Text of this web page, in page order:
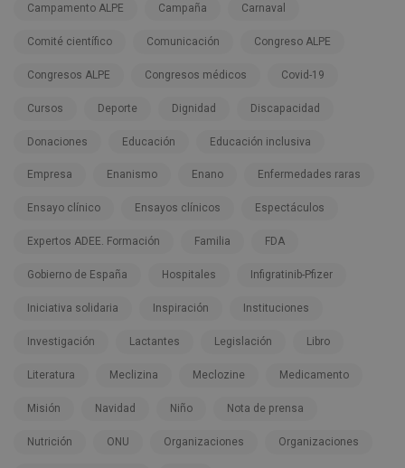
Campamento ALPE Campaña Carnaval
Comité científico Comunicación Congreso ALPE
Congresos ALPE Congresos médicos Covid-19
Cursos Deporte Dignidad Discapacidad
Donaciones Educación Educación inclusiva
Empresa Enanismo Enano Enfermedades raras
Ensayo clínico Ensayos clínicos Espectáculos
Expertos ADEE. Formación Familia FDA
Gobierno de España Hospitales Infigratinib-Pfizer
Iniciativa solidaria Inspiración Instituciones
Investigación Lactantes Legislación Libro
Literatura Meclizina Meclozine Medicamento
Misión Navidad Niño Nota de prensa
Nutrición ONU Organizaciones Organizaciones